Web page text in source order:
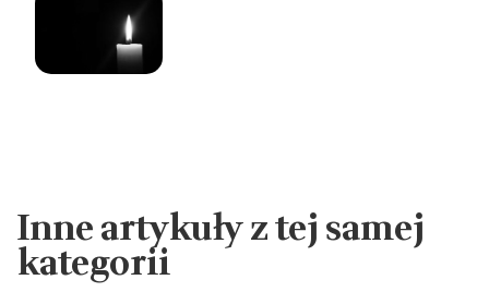
Inne artykuły z tej samej
kategorii